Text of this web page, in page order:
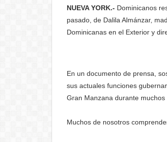
NUEVA YORK.- Dominicanos
pasado, de Dalila Almánzar,
Dominicanas en el Exterior y
En un documento de prensa,
sus actuales funciones
Gran Manzana durante muchos
Muchos de nosotros